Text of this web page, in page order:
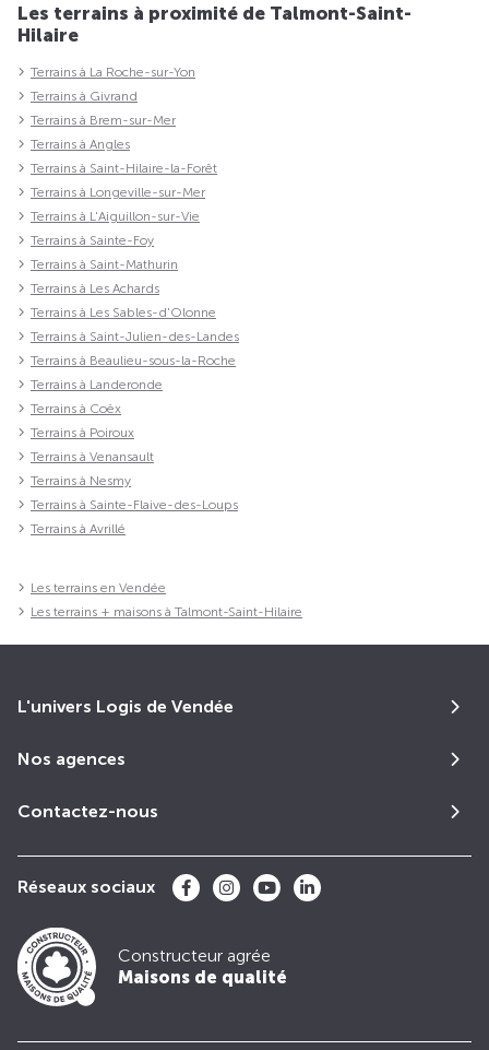
Les terrains à proximité de Talmont-Saint-
Hilaire
Terrains à La Roche-sur-Yon
Terrains à Givrand
Terrains à Brem-sur-Mer
Terrains à Angles
Terrains à Saint-Hilaire-la-Forêt
Terrains à Longeville-sur-Mer
Terrains à L'Aiguillon-sur-Vie
Terrains à Sainte-Foy
Terrains à Saint-Mathurin
Terrains à Les Achards
Terrains à Les Sables-d'Olonne
Terrains à Saint-Julien-des-Landes
Terrains à Beaulieu-sous-la-Roche
Terrains à Landeronde
Terrains à Coëx
Terrains à Poiroux
Terrains à Venansault
Terrains à Nesmy
Terrains à Sainte-Flaive-des-Loups
Terrains à Avrillé
Les terrains en Vendée
Les terrains + maisons à Talmont-Saint-Hilaire
L'univers Logis de Vendée
Nos agences
Contactez-nous
Réseaux sociaux
Constructeur agrée
Maisons de qualité